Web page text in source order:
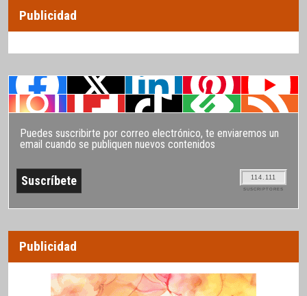
Publicidad
Puedes suscribirte por correo electrónico, te enviaremos un
email cuando se publiquen nuevos contenidos
114.111
SUSCRIPTORES
Publicidad